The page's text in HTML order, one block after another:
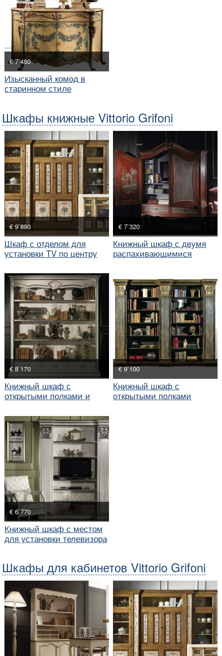
€ 7`480
Изысканный комод в
старинном стиле
Шкафы книжные Vittorio Grifoni
€ 9`890
Шкаф с отделом для
установки TV по центру
€ 7`320
Книжный шкаф с двумя
распахивающимися
€ 8`170
Книжный шкаф с
открытыми полками и
€ 9`100
Книжный шкаф с
открытыми полками
€ 6`770
Книжный шкаф с местом
для установки телевизора
Шкафы для кабинетов Vittorio Grifoni